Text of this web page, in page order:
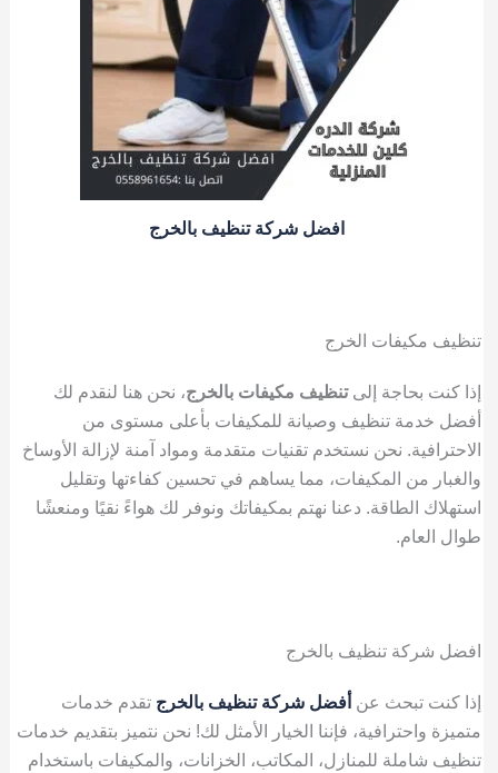
افضل شركة تنظيف بالخرج
تنظيف مكيفات الخرج
إذا كنت بحاجة إلىتنظيف مكيفات بالخرج، نحن هنا لنقدم لك
أفضل خدمة تنظيف وصيانة للمكيفات بأعلى مستوى من
الاحترافية. نحن نستخدم تقنيات متقدمة ومواد آمنة لإزالة الأوساخ
والغبار من المكيفات، مما يساهم في تحسين كفاءتها وتقليل
استهلاك الطاقة. دعنا نهتم بمكيفاتك ونوفر لك هواءً نقيًا ومنعشًا
طوال العام.
افضل شركة تنظيف بالخرج
إذا كنت تبحث عن أفضل شركة تنظيف بالخرج تقدم خدمات
متميزة واحترافية، فإننا الخيار الأمثل لك! نحن نتميز بتقديم خدمات
تنظيف شاملة للمنازل، المكاتب، الخزانات، والمكيفات باستخدام